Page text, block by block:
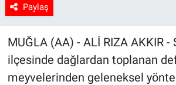
Paylaş
MUĞLA (AA) - ALİ RIZA AKKIR
ilçesinde dağlardan toplanan
meyvelerinden geleneksel
Tarım